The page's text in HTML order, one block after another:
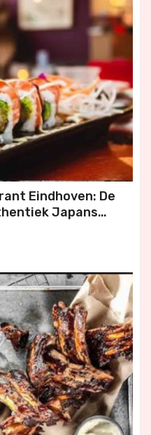
Eindhoven: De
Japans